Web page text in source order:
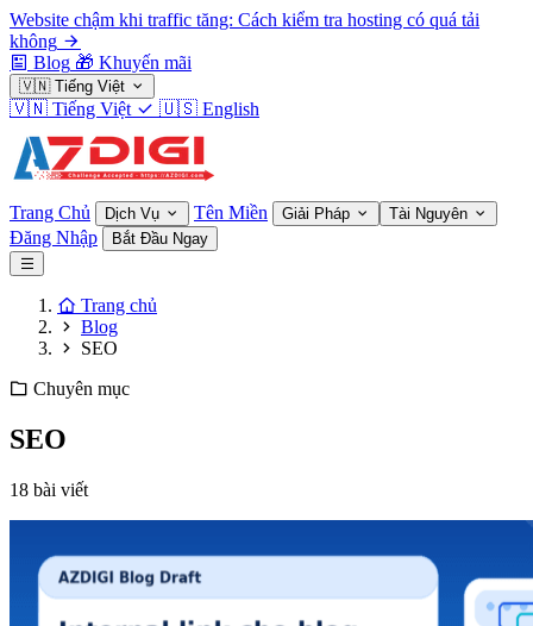
Website chậm khi traffic tăng: Cách kiểm tra hosting có quá tải
không
Blog 🎁 Khuyến mãi
🇻🇳 Tiếng Việt
🇻🇳 Tiếng Việt 🇺🇸 English
Trang Chủ Dịch Vụ Tên Miền Giải Pháp Tài Nguyên
Đăng Nhập Bắt Đầu Ngay
Trang chủ
Blog
SEO
Chuyên mục
SEO
18 bài viết